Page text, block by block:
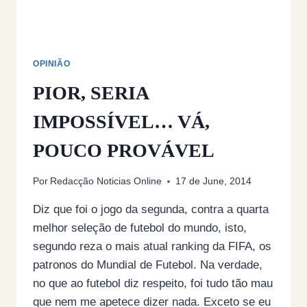
OPINIÃO
PIOR, SERIA
IMPOSSÍVEL… VÁ,
POUCO PROVÁVEL
Por Redacção Noticias Online 17 de June, 2014
Diz que foi o jogo da segunda, contra a quarta
melhor seleção de futebol do mundo, isto,
segundo reza o mais atual ranking da FIFA, os
patronos do Mundial de Futebol. Na verdade,
no que ao futebol diz respeito, foi tudo tão mau
que nem me apetece dizer nada. Exceto se eu